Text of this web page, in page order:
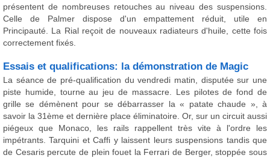
présentent de nombreuses retouches au niveau des suspensions.
Celle de Palmer dispose d'un empattement réduit, utile en
Principauté. La Rial reçoit de nouveaux radiateurs d'huile, cette fois
correctement fixés.
Essais et qualifications: la démonstration de Magic
La séance de pré-qualification du vendredi matin, disputée sur une
piste humide, tourne au jeu de massacre. Les pilotes de fond de
grille se démènent pour se débarrasser la « patate chaude », à
savoir la 31ème et dernière place éliminatoire. Or, sur un circuit aussi
piégeux que Monaco, les rails rappellent très vite à l'ordre les
impétrants. Tarquini et Caffi y laissent leurs suspensions tandis que
de Cesaris percute de plein fouet la Ferrari de Berger, stoppée sous